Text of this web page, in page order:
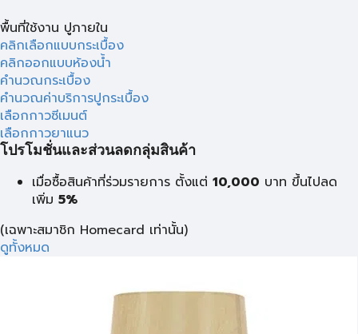
พื้นที่ใช้งาน ปูภายใน
คลิกเลือกแบบกระเบื้อง
คลิกออกแบบห้องน้ำ
คำนวณกระเบื้อง
คำนวณค่าบริการปูกระเบื้อง
เลือกกาวซีเมนต์
เลือกกาวยาแนว
โปรโมชั่นและส่วนลดกลุ่มสินค้า
เมื่อซื้อสินค้าที่ร่วมรายการ ตั้งแต่ 10,000 บาท ขึ้นไปลด
เพิ่ม 5%
(เฉพาะสมาชิก Homecard เท่านั้น)
ดูทั้งหมด